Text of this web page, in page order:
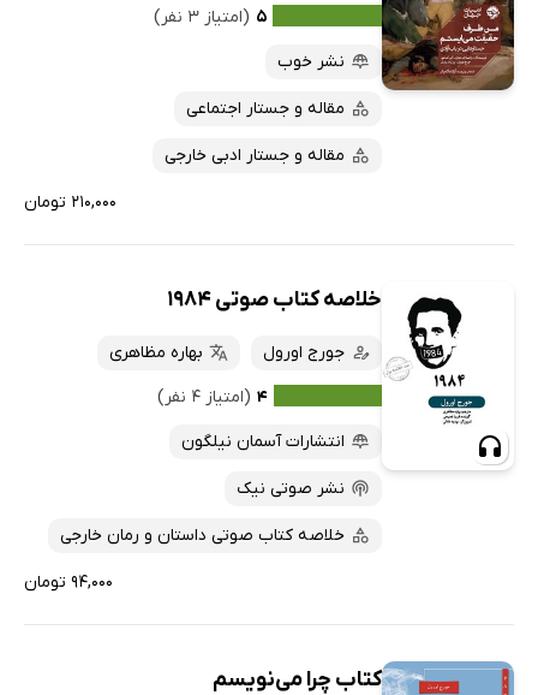
۵ (امتیاز ۳ نفر)
نشر خوب
مقاله و جستار اجتماعی
مقاله و جستار ادبی خارجی
۲۱۰,۰۰۰ تومان
خلاصه کتاب صوتی 1984
جورج اورول
‬بهاره ‬مظاهری
۴ (امتیاز ۴ نفر)
انتشارات آسمان نیلگون
نشر صوتی نیک
خلاصه کتاب صوتی داستان و رمان خارجی
۹۴,۰۰۰ تومان
کتاب چرا می‌نویسم